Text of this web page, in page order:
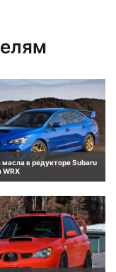
в редукторе Subaru
WRX